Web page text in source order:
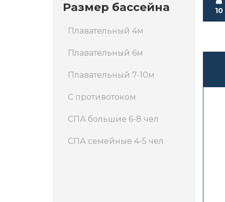
Размер бассейна
Плавательный 4м
Плавательный 6м
Плавательный 7-10м
С противотоком
СПА большие 6-8 чел
СПА семейные 4-5 чел
10